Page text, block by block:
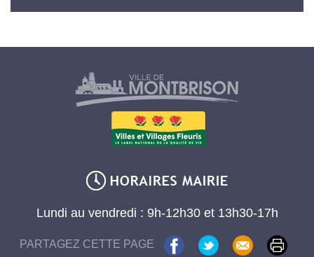
Lundi au vendredi : 9h-12h30 et 13h30-17h
PARTAGEZ CETTE PAGE